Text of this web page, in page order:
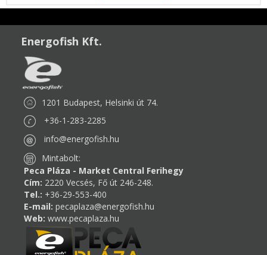
Energofish Kft.
1201 Budapest, Helsinki út 74.
+36-1-283-2285
info@energofish.hu
Mintabolt:
Peca Pláza - Market Central Ferihegy
Cím: 2220 Vecsés, Fő út 246-248.
Tel.: +36-29-553-400
E-mail: pecaplaza@energofish.hu
Web: www.pecaplaza.hu